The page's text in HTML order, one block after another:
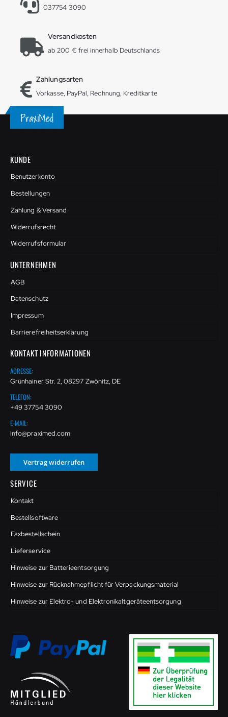
037754 3090
Versandkosten
ab 200 € frei innerhalb Deutschlands
Zahlungsarten
Vorkasse, PayPal, Rechnung, Kreditkarte
KUNDE
Benutzerkonto
Bestellungen
Zahlung & Versand
Widerrufsrecht
Widerrufsformular
UNTERNEHMEN
AGB
Datenschutz
Impressum
Barrierefreiheitserklärung
KONTAKT INFORMATIONEN
ADRESSE:
Grünhainer Str. 2, 08297 Zwönitz, DE
TELEFON:
+49 37754 3090
E-MAIL:
info@praximed.com
Vertrag widerrufen
SERVICE
Kontakt
Bestellsoftware
Faxbestellschein
Lieferservice
Hinweise zur Batterieentsorgung
Hinweise zur Rücknahmepflicht für Verpackungsmaterial
Hinweise zur Elektro- und Elektronikaltgeräteentsorgung